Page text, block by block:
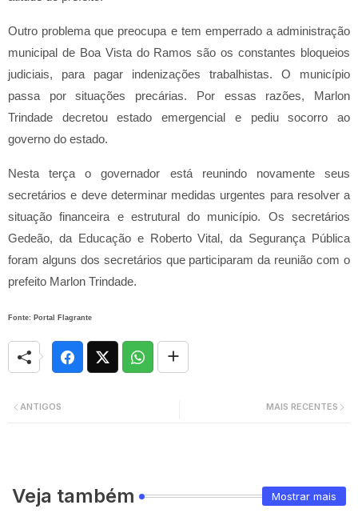
Outro problema que preocupa e tem emperrado a administração
municipal de Boa Vista do Ramos são os constantes bloqueios
judiciais, para pagar indenizações trabalhistas. O município
passa por situações precárias. Por essas razões, Marlon
Trindade decretou estado emergencial e pediu socorro ao
governo do estado.
Nesta terça o governador está reunindo novamente seus
secretários e deve determinar medidas urgentes para resolver a
situação financeira e estrutural do município. Os secretários
Gedeão, da Educação e Roberto Vital, da Segurança Pública
foram alguns dos secretários que participaram da reunião com o
prefeito Marlon Trindade.
Fonte: Portal Flagrante
MAIS RECENTES
ANTIGOS
Veja também Mostrar mais